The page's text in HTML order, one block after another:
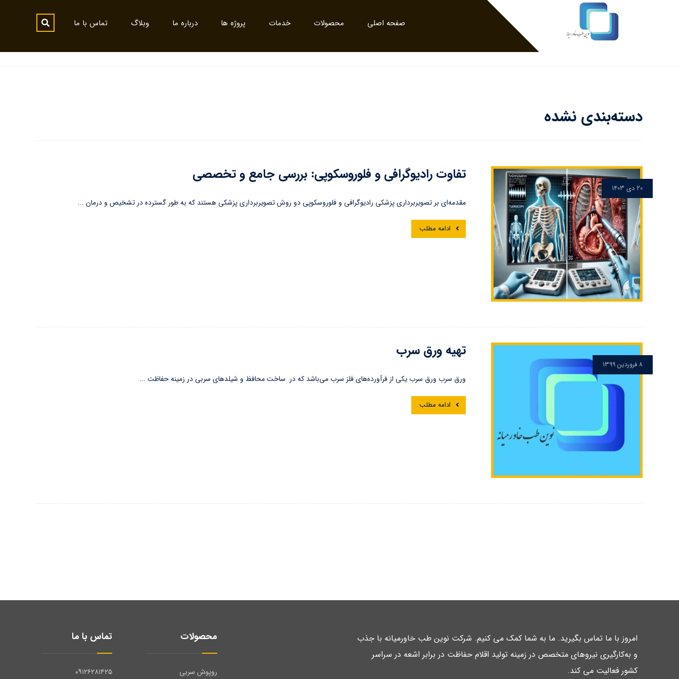
صفحه اصلی محصولات خدمات پروژه ها درباره ما وبلاگ تماس با ما
دسته‌بندی نشده
تفاوت رادیوگرافی و فلوروسکوپی: بررسی جامع و تخصصی
۲۰ دی ۱۴۰۳
مقدمه‌ای بر تصویربرداری پزشکی رادیوگرافی و فلوروسکوپی دو روش تصویربرداری پزشکی هستند که به طور گسترده در تشخیص و درمان ...
ادامه مطلب
تهیه ورق سرب
۸ فروردین ۱۳۹۹
ورق سرب ورق سرب یکی از فرآورده‌های فلز سرب می‌باشد که در ساخت محافظ‌ و شیلدهای سربی در زمینه حفاظت ...
ادامه مطلب
امروز با ما تماس بگیرید. ما به شما کمک می کنیم. شرکت نوین طب خاورمیانه با جذب
و به‌کارگیری نیروهای متخصص در زمینه تولید اقلام حفاظت در برابر اشعه در سراسر
کشور فعالیت می کند.
محصولات
روپوش سربی
تماس با ما
۰۹۱۲۶۲۸۱۴۲۵